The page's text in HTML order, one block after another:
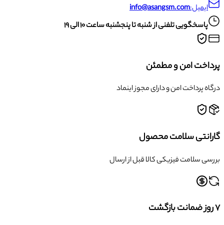
ایمیل:info@asangsm.com
پاسخگویی تلفنی از شنبه تا پنجشنبه ساعت ۱۰ الی ۱۹
پرداخت امن و مطمئن
درگاه پرداخت امن و دارای مجوز اینماد
گارانتی سلامت محصول
بررسی سلامت فیزیکی کالا قبل از ارسال
۷ روز ضمانت بازگشت